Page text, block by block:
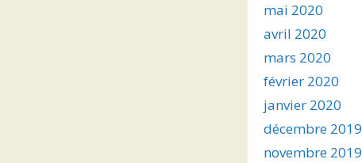
mai 2020
avril 2020
mars 2020
février 2020
janvier 2020
décembre 2019
novembre 2019